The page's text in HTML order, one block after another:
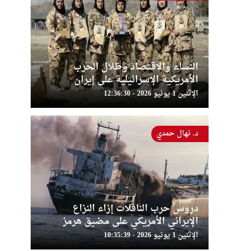
النساء والاقتصاد وظلال الحرب
الأمريكية الإسرائيلية على إيران
الإثنين 1 يونيو 2026 - 12:36:30
دروس حرب الناقلات إزاء النزاع
الإيراني الأمريكي على مضيق هرمز
الإثنين 1 يونيو 2026 - 10:35:39
د. نهال حمدي